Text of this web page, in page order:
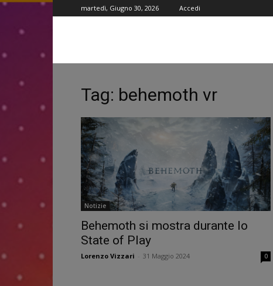
martedì, Giugno 30, 2026 Accedi
Tag: behemoth vr
Notizie
Behemoth si mostra durante lo
State of Play
Lorenzo Vizzari 31 Maggio 2024 0